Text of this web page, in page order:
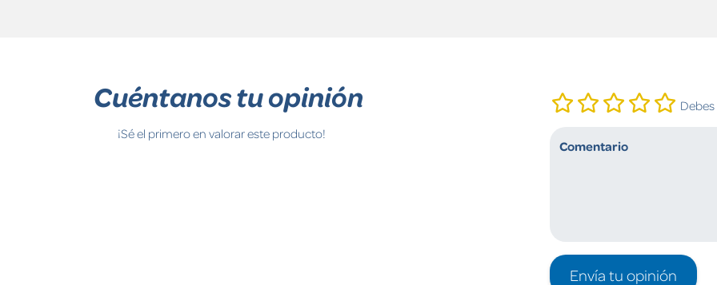
Cuéntanos tu opinión
¡Sé el primero en valorar este producto!
Envía tu opinión